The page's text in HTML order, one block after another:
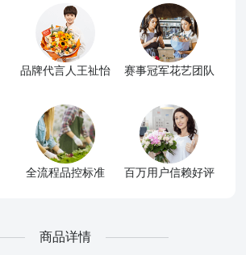
品牌代言人王祉怡 赛事冠军花艺团队
全流程品控标准 百万用户信赖好评
商品详情